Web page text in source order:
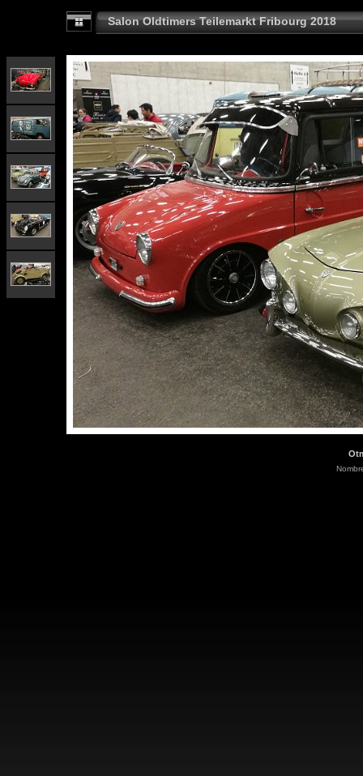
Salon Oldtimers Teilemarkt Fribourg 2018